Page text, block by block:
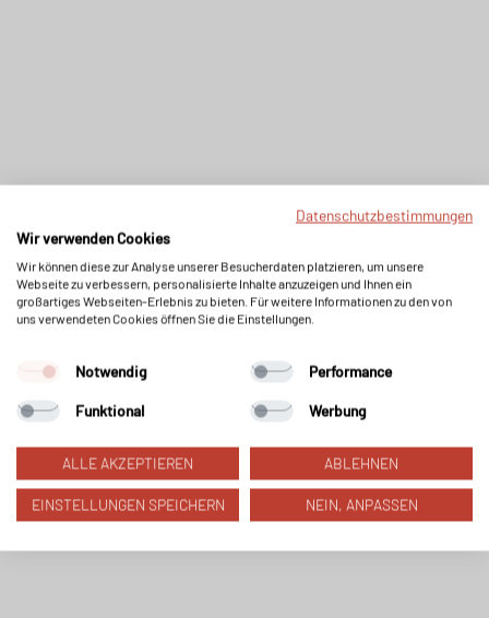
Datenschutzbestimmungen
Wir verwenden Cookies
Wir können diese zur Analyse unserer Besucherdaten platzieren, um unsere
Webseite zu verbessern, personalisierte Inhalte anzuzeigen und Ihnen ein
großartiges Webseiten-Erlebnis zu bieten. Für weitere Informationen zu den von
uns verwendeten Cookies öffnen Sie die Einstellungen.
Notwendig Performance
Funktional Werbung
ALLE AKZEPTIEREN ABLEHNEN
EINSTELLUNGEN SPEICHERN NEIN, ANPASSEN